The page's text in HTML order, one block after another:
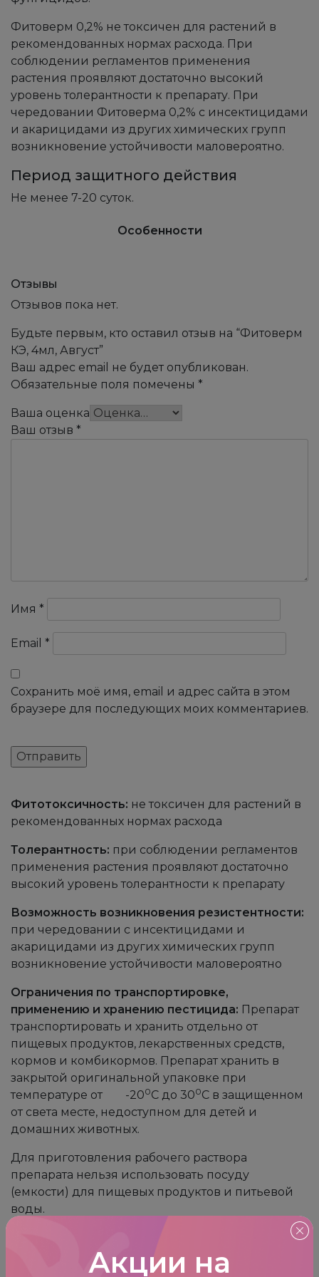
Акции на
Фитоверм 0,2% не токсичен для растений в
рекомендованных нормах расхода. При
соблюдении регламентов применения
растения проявляют достаточно высокий
уровень толерантности к препарату. При
чередовании Фитоверма 0,2% с инсектицидами
и акарицидами из других химических групп
возникновение устойчивости маловероятно.
Период защитного действия
Не менее 7-20 суток.
Особенности
Отзывы
Отзывов пока нет.
Будьте первым, кто оставил отзыв на “Фитоверм
КЭ, 4мл, Август”
Ваш адрес email не будет опубликован.
Обязательные поля помечены *
Ваша оценка
Ваш отзыв *
Имя *
Email *
Сохранить моё имя, email и адрес сайта в этом
браузере для последующих моих комментариев.
Фитотоксичность: не токсичен для растений в
рекомендованных нормах расхода
Толерантность: при соблюдении регламентов
применения растения проявляют достаточно
высокий уровень толерантности к препарату
Возможность возникновения резистентности:
при чередовании с инсектицидами и
акарицидами из других химических групп
возникновение устойчивости маловероятно
Ограничения по транспортировке,
применению и хранению пестицида: Препарат
транспортировать и хранить отдельно от
пищевых продуктов, лекарственных средств,
кормов и комбикормов. Препарат хранить в
закрытой оригинальной упаковке при
температуре от -200С до 300С в защищенном
от света месте, недоступном для детей и
домашних животных.
Для приготовления рабочего раствора
препарата нельзя использовать посуду
(емкости) для пищевых продуктов и питьевой
воды.
Рекомендации по охране полезных объектов
флоры и фауны: Препарат малоопасен для пчёл
(III класс опасности). Проводить наземную